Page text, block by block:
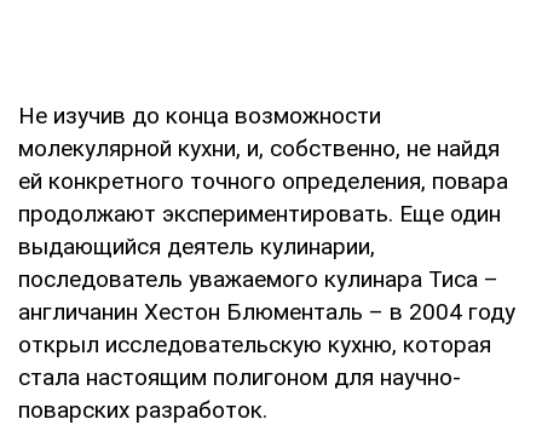
Не изучив до конца возможности
молекулярной кухни, и, собственно, не найдя
ей конкретного точного определения, повара
продолжают экспериментировать. Еще один
выдающийся деятель кулинарии,
последователь уважаемого кулинара Тиса –
англичанин Хестон Блюменталь – в 2004 году
открыл исследовательскую кухню, которая
стала настоящим полигоном для научно-
поварских разработок.